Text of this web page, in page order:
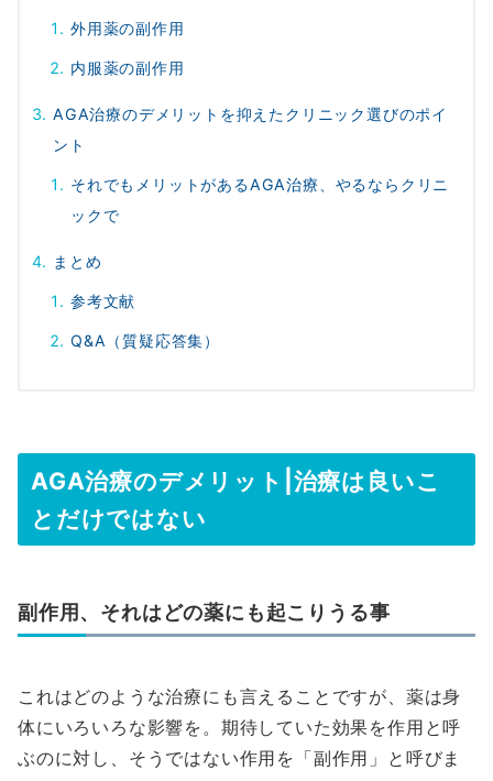
外用薬の副作用
内服薬の副作用
AGA治療のデメリットを抑えたクリニック選びのポイ
ント
それでもメリットがあるAGA治療、やるならクリニ
ックで
まとめ
参考文献
Q&A（質疑応答集）
AGA治療のデメリット|治療は良いこ
とだけではない
副作用、それはどの薬にも起こりうる事
これはどのような治療にも言えることですが、薬は身
体にいろいろな影響を。期待していた効果を作用と呼
ぶのに対し、そうではない作用を「副作用」と呼びま